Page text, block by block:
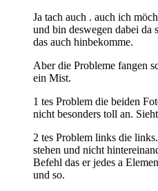
Ja tach auch . auch ich
und bin deswegen dabei da
das auch hinbekomme.
Aber die Probleme fangen
ein Mist.
1 tes Problem die beiden
nicht besonders toll an.
2 tes Problem links die
stehen und nicht
Befehl das er jedes a
und so.